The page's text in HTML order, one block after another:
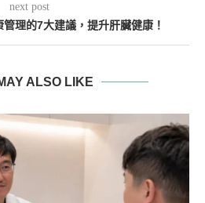
next post
理的7大建議，提升肝臟健康！
ALSO LIKE